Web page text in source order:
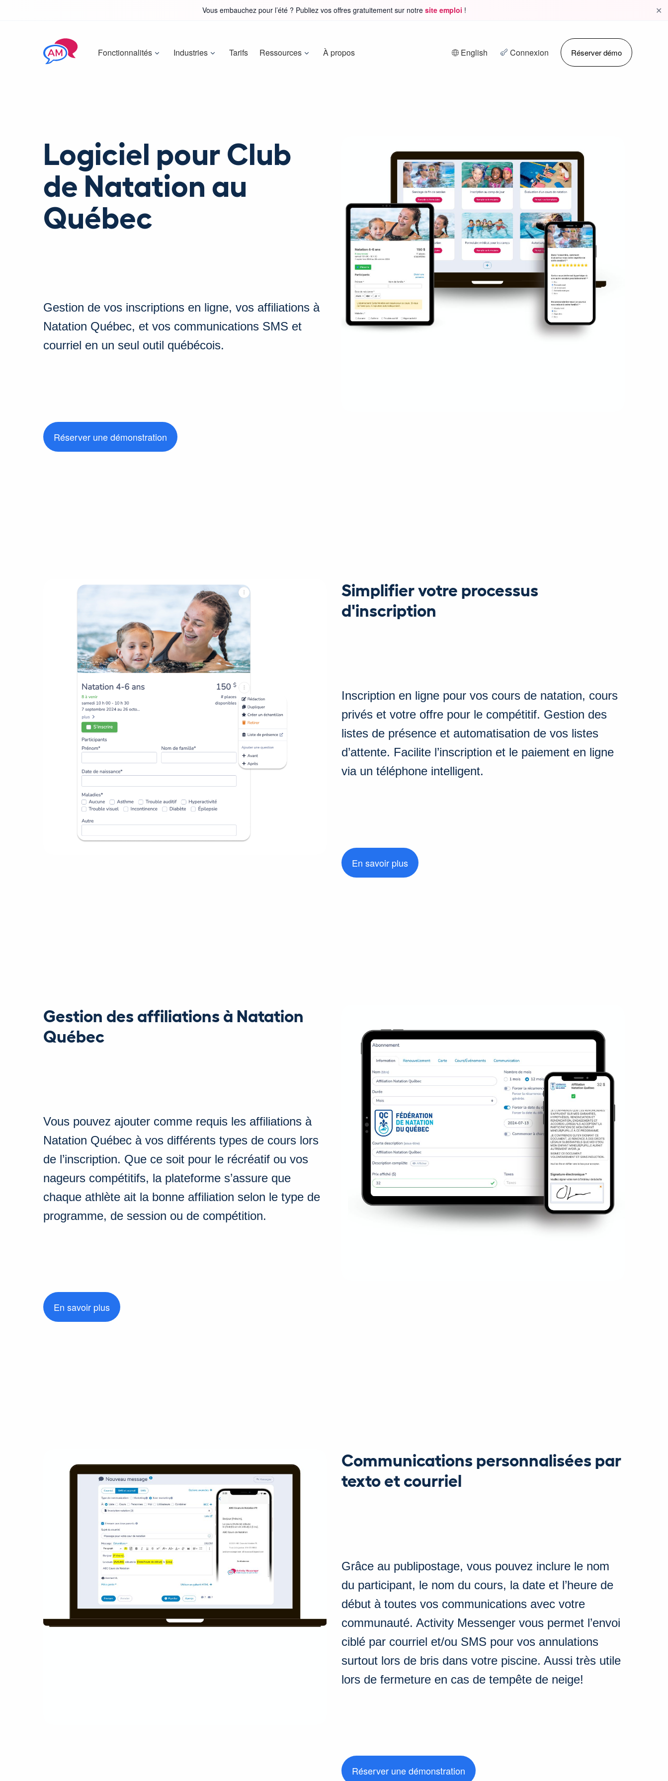
Vous embauchez pour l’été ? Publiez vos offres gratuitement sur notre site emploi ! ✕
Fonctionnalités Industries Tarifs Ressources À propos English Connexion Réserver démo
Logiciel pour Club
de Natation au
Québec
Gestion de vos inscriptions en ligne, vos affiliations à
Natation Québec, et vos communications SMS et
courriel en un seul outil québécois.
Réserver une démonstration
Simplifier votre processus
d'inscription
Inscription en ligne pour vos cours de natation, cours
privés et votre offre pour le compétitif. Gestion des
listes de présence et automatisation de vos listes
d’attente. Facilite l’inscription et le paiement en ligne
via un téléphone intelligent.
En savoir plus
Gestion des affiliations à Natation
Québec
Vous pouvez ajouter comme requis les affiliations à
Natation Québec à vos différents types de cours lors
de l’inscription. Que ce soit pour le récréatif ou vos
nageurs compétitifs, la plateforme s’assure que
chaque athlète ait la bonne affiliation selon le type de
programme, de session ou de compétition.
En savoir plus
Communications personnalisées par
texto et courriel
Grâce au publipostage, vous pouvez inclure le nom
du participant, le nom du cours, la date et l’heure de
début à toutes vos communications avec votre
communauté. Activity Messenger vous permet l’envoi
ciblé par courriel et/ou SMS pour vos annulations
surtout lors de bris dans votre piscine. Aussi très utile
lors de fermeture en cas de tempête de neige!
Réserver une démonstration